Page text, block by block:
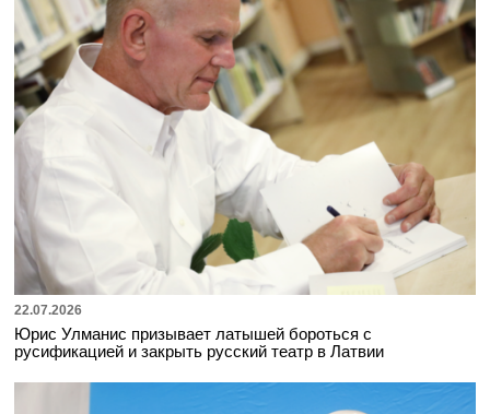
22.07.2026
Юрис Улманис призывает латышей бороться с
русификацией и закрыть русский театр в Латвии